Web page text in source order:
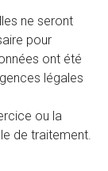
ne seront
pour
ont été
légales
ou la
de traitement.